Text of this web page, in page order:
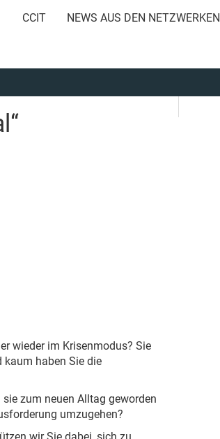
CCIT NEWS AUS DEN NETZWERKEN
wieder im Krisenmodus? Sie
kaum haben Sie die
zum neuen Alltag geworden
umzugehen?